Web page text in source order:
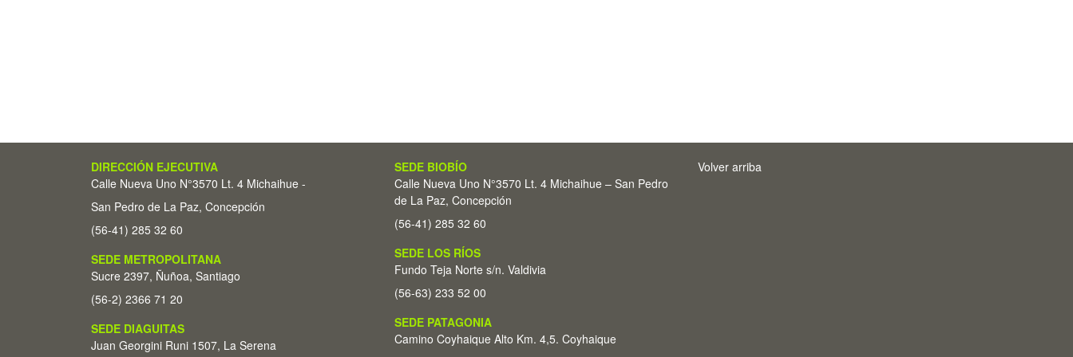
DIRECCIÓN EJECUTIVA
Calle Nueva Uno N°3570 Lt. 4 Michaihue -
San Pedro de La Paz, Concepción
(56-41) 285 32 60
SEDE METROPOLITANA
Sucre 2397, Ñuñoa, Santiago
(56-2) 2366 71 20
SEDE DIAGUITAS
Juan Georgini Runi 1507, La Serena
SEDE BIOBÍO
Calle Nueva Uno N°3570 Lt. 4 Michaihue – San Pedro
de La Paz, Concepción
(56-41) 285 32 60
SEDE LOS RÍOS
Fundo Teja Norte s/n. Valdivia
(56-63) 233 52 00
SEDE PATAGONIA
Camino Coyhaique Alto Km. 4,5. Coyhaique
Volver arriba